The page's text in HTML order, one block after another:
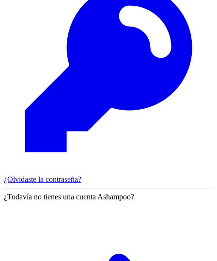
¿Olvidaste la contraseña?
¿Todavía no tienes una cuenta Ashampoo?